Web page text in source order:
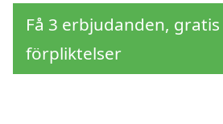
Få 3 erbjudanden,
förpliktelser